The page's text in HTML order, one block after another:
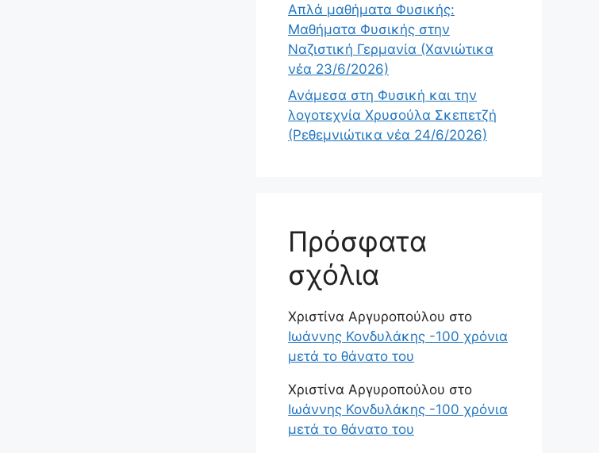
Απλά μαθήματα Φυσικής:
Μαθήματα Φυσικής στην
Ναζιστική Γερμανία (Χανιώτικα
νέα 23/6/2026)
Ανάμεσα στη Φυσική και την
λογοτεχνία Χρυσούλα Σκεπετζή
(Ρεθεμνιώτικα νέα 24/6/2026)
Πρόσφατα
σχόλια
Χριστίνα Αργυροπούλου στο
Ιωάννης Κονδυλάκης -100 χρόνια
μετά το θάνατο του
Χριστίνα Αργυροπούλου στο
Ιωάννης Κονδυλάκης -100 χρόνια
μετά το θάνατο του